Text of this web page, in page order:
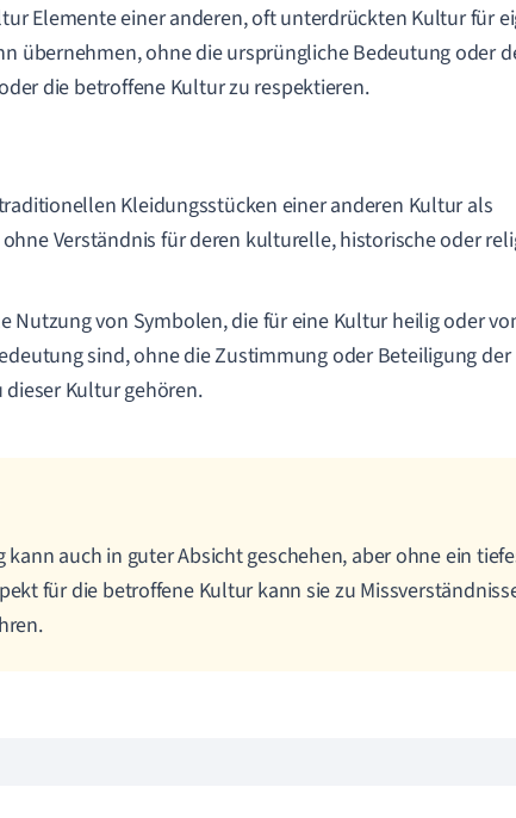
Elemente einer anderen, oft unterdrückten Kultur für
übernehmen, ohne die ursprüngliche Bedeutung oder
die betroffene Kultur zu respektieren.
Kleidungsstücken einer anderen Kultur als
Verständnis für deren kulturelle, historische oder
Nutzung von Symbolen, die für eine Kultur heilig oder
sind, ohne die Zustimmung oder Beteiligung der
dieser Kultur gehören.
auch in guter Absicht geschehen, aber ohne ein
für die betroffene Kultur kann sie zu